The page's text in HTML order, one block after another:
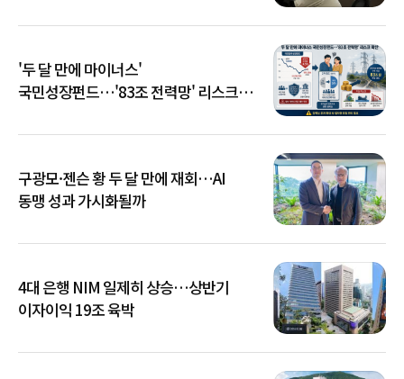
'두 달 만에 마이너스'
국민성장펀드…'83조 전력망' 리스크
구광모·젠슨 황 두 달 만에 재회…AI
동맹 성과 가시화될까
4대 은행 NIM 일제히 상승…상반기
이자이익 19조 육박